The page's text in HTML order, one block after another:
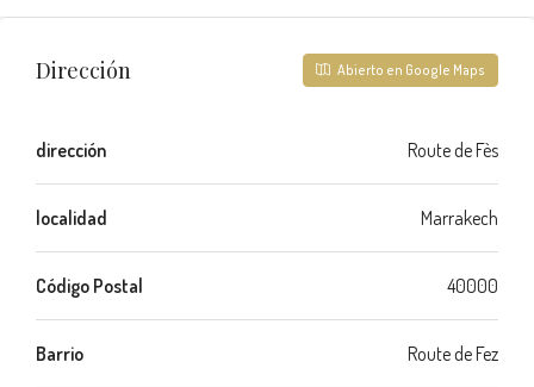
Dirección Abierto en Google Maps
dirección Route de Fès
localidad Marrakech
Código Postal 40000
Barrio Route de Fez